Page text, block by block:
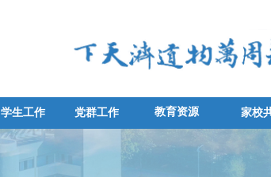
学生工作
学生工作
党群工作 教育资源 家校
家校